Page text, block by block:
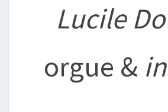
Lucile
orgue &